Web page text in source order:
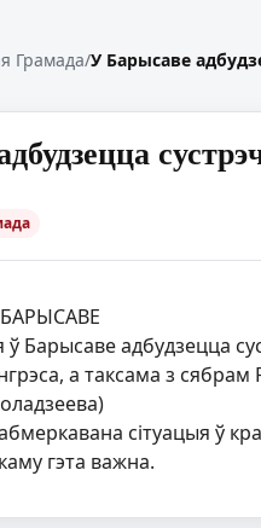
Грамада/У Барысаве
ў Барысаве адбудзецца
а таксама з
сітуацыя ў
гэта важна.